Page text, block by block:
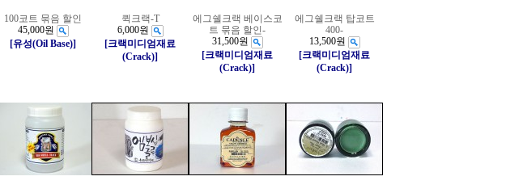
100코트 묶음 할인
45,000원
[유성(Oil Base)]
퀵크랙-T
6,000원
[크랙미디엄재료
(Crack)]
에그쉘크랙 베이스코
트 묶음 할인-
31,500원
[크랙미디엄재료
(Crack)]
에그쉘크랙 탑코트
400-
13,500원
[크랙미디엄재료
(Crack)]